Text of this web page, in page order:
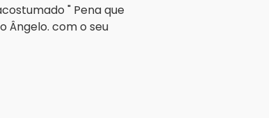
" Pena que
Ângelo. com o seu